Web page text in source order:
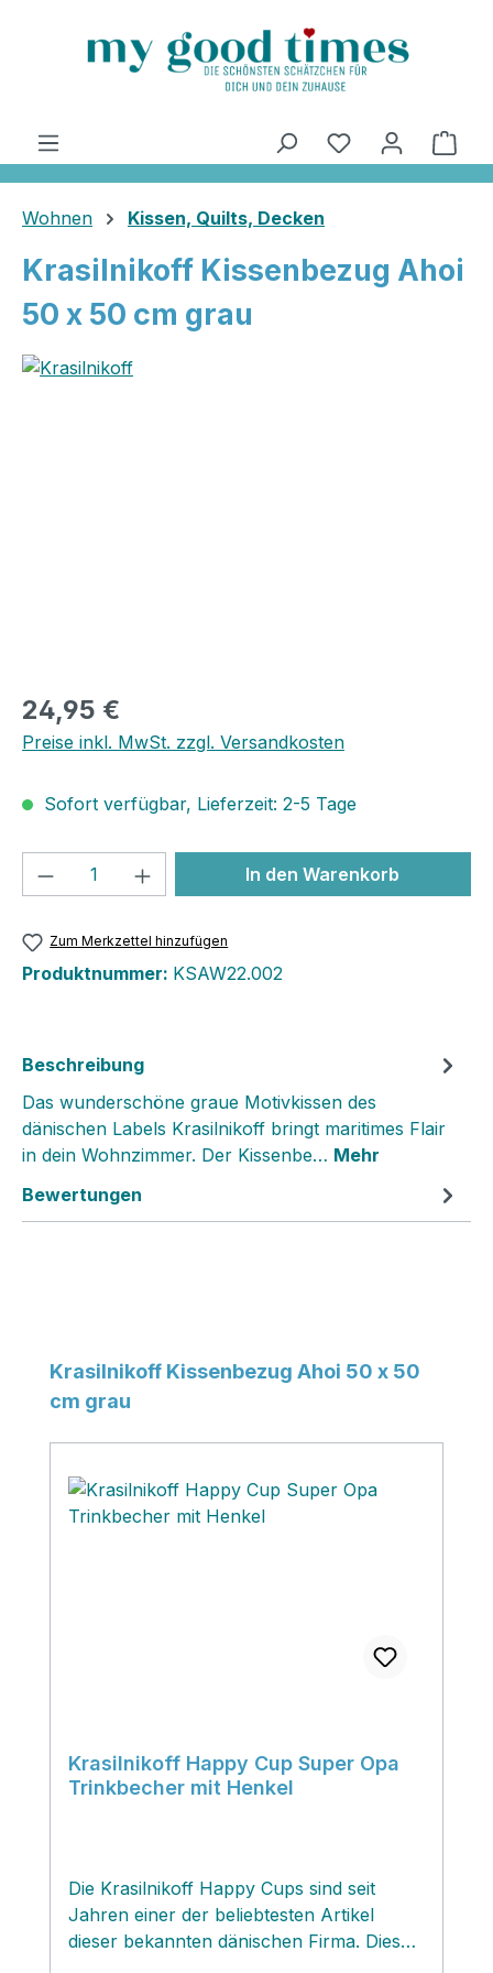
Wohnen Kissen, Quilts, Decken
Krasilnikoff Kissenbezug Ahoi
50 x 50 cm grau
24,95 €
Preise inkl. MwSt. zzgl. Versandkosten
Sofort verfügbar, Lieferzeit: 2-5 Tage
Produkt Anzahl: Gib denIn den Warenkorb
Zum Merkzettel hinzufügen
Produktnummer: KSAW22.002
Beschreibung
Das wunderschöne graue Motivkissen des
dänischen Labels Krasilnikoff bringt maritimes Flair
in dein Wohnzimmer. Der Kissenbe… Mehr
Bewertungen
Produktgalerie überspringen
Krasilnikoff Kissenbezug Ahoi 50 x 50
cm grau
Krasilnikoff Happy Cup Super Opa
Trinkbecher mit Henkel
Die Krasilnikoff Happy Cups sind seit
Jahren einer der beliebtesten Artikel
dieser bekannten dänischen Firma. Diese